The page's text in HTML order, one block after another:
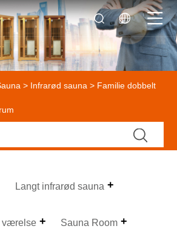
> Infrarød sauna > Familie dobbelt
Langt infrarød sauna
værelse Sauna Room